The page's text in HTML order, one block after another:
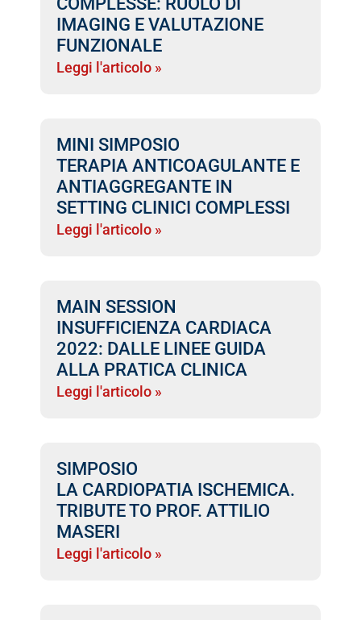
IMAGING E VALUTAZIONE
FUNZIONALE
Leggi l'articolo »
MINI SIMPOSIO
TERAPIA ANTICOAGULANTE E
ANTIAGGREGANTE IN
SETTING CLINICI COMPLESSI
Leggi l'articolo »
MAIN SESSION
INSUFFICIENZA CARDIACA
2022: DALLE LINEE GUIDA
ALLA PRATICA CLINICA
Leggi l'articolo »
SIMPOSIO
LA CARDIOPATIA ISCHEMICA.
TRIBUTE TO PROF. ATTILIO
MASERI
Leggi l'articolo »